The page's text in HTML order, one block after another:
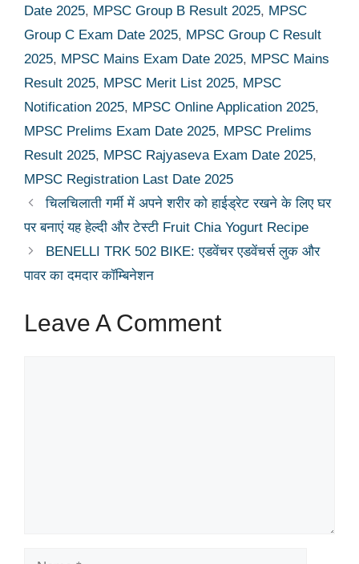
Date 2025, MPSC Group B Result 2025, MPSC
Group C Exam Date 2025, MPSC Group C Result
2025, MPSC Mains Exam Date 2025, MPSC Mains
Result 2025, MPSC Merit List 2025, MPSC
Notification 2025, MPSC Online Application 2025,
MPSC Prelims Exam Date 2025, MPSC Prelims
Result 2025, MPSC Rajyaseva Exam Date 2025,
MPSC Registration Last Date 2025
चिलचिलाती गर्मी में अपने शरीर को हाईड्रेट रखने के लिए घर
पर बनाएं यह हेल्दी और टेस्टी Fruit Chia Yogurt Recipe
BENELLI TRK 502 BIKE: एडवेंचर एडवेंचर्स लुक और
पावर का दमदार कॉम्बिनेशन
Leave A Comment